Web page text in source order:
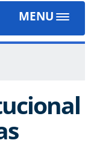
MENU
Toggle